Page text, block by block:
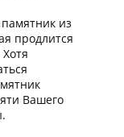
из
продлится
Вашего